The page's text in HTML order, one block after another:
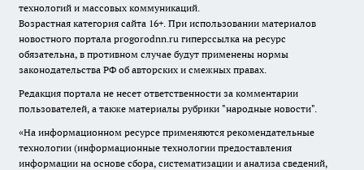
технологий и массовых коммуникаций.
Возрастная категория сайта 16+. При использовании материалов
новостного портала progorodnn.ru гиперссылка на ресурс
обязательна, в противном случае будут применены нормы
законодательства РФ об авторских и смежных правах.
Редакция портала не несет ответственности за комментарии
пользователей, а также материалы рубрики "народные новости".
«На информационном ресурсе применяются рекомендательные
технологии (информационные технологии предоставления
информации на основе сбора, систематизации и анализа сведений,